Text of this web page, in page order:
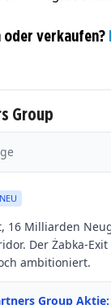
oder verkaufen?
Group